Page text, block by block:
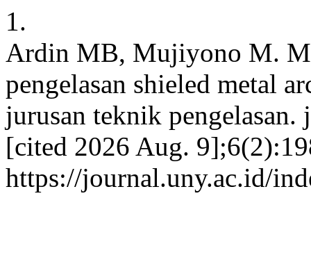
1.
Ardin MB, Mujiyono M.
pengelasan shieled metal
jurusan teknik
[cited 2026 Aug.
https://journal.uny.ac.id/